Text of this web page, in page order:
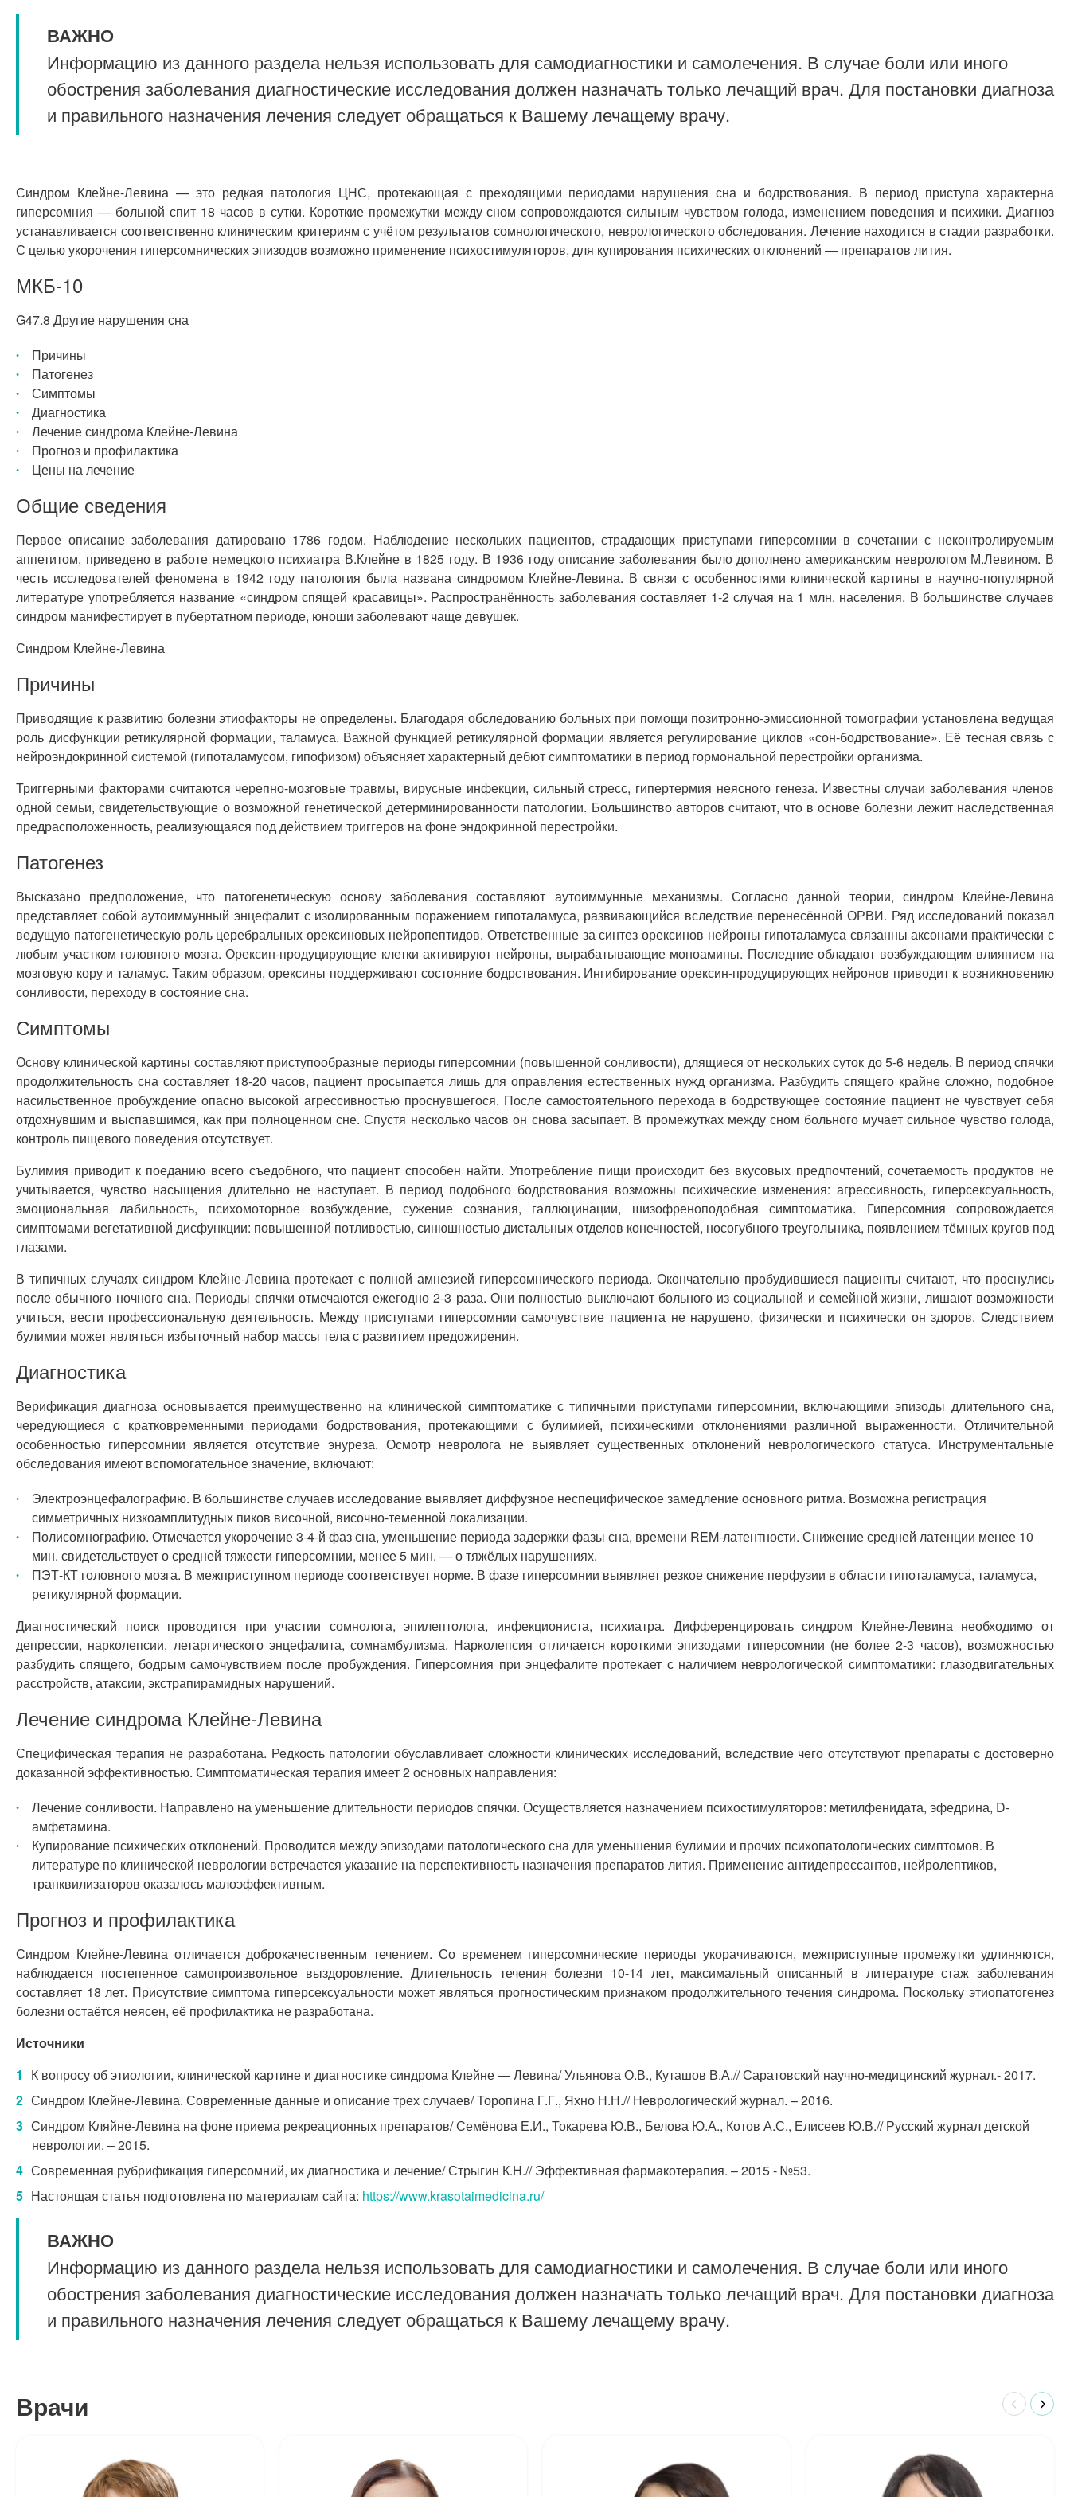
ВАЖНО
Информацию из данного раздела нельзя использовать для самодиагностики и самолечения. В случае боли или иного
обострения заболевания диагностические исследования должен назначать только лечащий врач. Для постановки диагноза
и правильного назначения лечения следует обращаться к Вашему лечащему врачу.
Синдром Клейне-Левина — это редкая патология ЦНС, протекающая с преходящими периодами нарушения сна и бодрствования. В период приступа характерна
гиперсомния — больной спит 18 часов в сутки. Короткие промежутки между сном сопровождаются сильным чувством голода, изменением поведения и психики. Диагноз
устанавливается соответственно клиническим критериям с учётом результатов сомнологического, неврологического обследования. Лечение находится в стадии разработки.
С целью укорочения гиперсомнических эпизодов возможно применение психостимуляторов, для купирования психических отклонений — препаратов лития.
МКБ-10
G47.8 Другие нарушения сна
Причины
Патогенез
Симптомы
Диагностика
Лечение синдрома Клейне-Левина
Прогноз и профилактика
Цены на лечение
Общие сведения
Первое описание заболевания датировано 1786 годом. Наблюдение нескольких пациентов, страдающих приступами гиперсомнии в сочетании с неконтролируемым
аппетитом, приведено в работе немецкого психиатра В.Клейне в 1825 году. В 1936 году описание заболевания было дополнено американским неврологом М.Левином. В
честь исследователей феномена в 1942 году патология была названа синдромом Клейне-Левина. В связи с особенностями клинической картины в научно-популярной
литературе употребляется название «синдром спящей красавицы». Распространённость заболевания составляет 1-2 случая на 1 млн. населения. В большинстве случаев
синдром манифестирует в пубертатном периоде, юноши заболевают чаще девушек.
Синдром Клейне-Левина
Причины
Приводящие к развитию болезни этиофакторы не определены. Благодаря обследованию больных при помощи позитронно-эмиссионной томографии установлена ведущая
роль дисфункции ретикулярной формации, таламуса. Важной функцией ретикулярной формации является регулирование циклов «сон-бодрствование». Её тесная связь с
нейроэндокринной системой (гипоталамусом, гипофизом) объясняет характерный дебют симптоматики в период гормональной перестройки организма.
Триггерными факторами считаются черепно-мозговые травмы, вирусные инфекции, сильный стресс, гипертермия неясного генеза. Известны случаи заболевания членов
одной семьи, свидетельствующие о возможной генетической детерминированности патологии. Большинство авторов считают, что в основе болезни лежит наследственная
предрасположенность, реализующаяся под действием триггеров на фоне эндокринной перестройки.
Патогенез
Высказано предположение, что патогенетическую основу заболевания составляют аутоиммунные механизмы. Согласно данной теории, синдром Клейне-Левина
представляет собой аутоиммунный энцефалит с изолированным поражением гипоталамуса, развивающийся вследствие перенесённой ОРВИ. Ряд исследований показал
ведущую патогенетическую роль церебральных орексиновых нейропептидов. Ответственные за синтез орексинов нейроны гипоталамуса связанны аксонами практически с
любым участком головного мозга. Орексин-продуцирующие клетки активируют нейроны, вырабатывающие моноамины. Последние обладают возбуждающим влиянием на
мозговую кору и таламус. Таким образом, орексины поддерживают состояние бодрствования. Ингибирование орексин-продуцирующих нейронов приводит к возникновению
сонливости, переходу в состояние сна.
Симптомы
Основу клинической картины составляют приступообразные периоды гиперсомнии (повышенной сонливости), длящиеся от нескольких суток до 5-6 недель. В период спячки
продолжительность сна составляет 18-20 часов, пациент просыпается лишь для оправления естественных нужд организма. Разбудить спящего крайне сложно, подобное
насильственное пробуждение опасно высокой агрессивностью проснувшегося. После самостоятельного перехода в бодрствующее состояние пациент не чувствует себя
отдохнувшим и выспавшимся, как при полноценном сне. Спустя несколько часов он снова засыпает. В промежутках между сном больного мучает сильное чувство голода,
контроль пищевого поведения отсутствует.
Булимия приводит к поеданию всего съедобного, что пациент способен найти. Употребление пищи происходит без вкусовых предпочтений, сочетаемость продуктов не
учитывается, чувство насыщения длительно не наступает. В период подобного бодрствования возможны психические изменения: агрессивность, гиперсексуальность,
эмоциональная лабильность, психомоторное возбуждение, сужение сознания, галлюцинации, шизофреноподобная симптоматика. Гиперсомния сопровождается
симптомами вегетативной дисфункции: повышенной потливостью, синюшностью дистальных отделов конечностей, носогубного треугольника, появлением тёмных кругов под
глазами.
В типичных случаях синдром Клейне-Левина протекает с полной амнезией гиперсомнического периода. Окончательно пробудившиеся пациенты считают, что проснулись
после обычного ночного сна. Периоды спячки отмечаются ежегодно 2-3 раза. Они полностью выключают больного из социальной и семейной жизни, лишают возможности
учиться, вести профессиональную деятельность. Между приступами гиперсомнии самочувствие пациента не нарушено, физически и психически он здоров. Следствием
булимии может являться избыточный набор массы тела с развитием предожирения.
Диагностика
Верификация диагноза основывается преимущественно на клинической симптоматике с типичными приступами гиперсомнии, включающими эпизоды длительного сна,
чередующиеся с кратковременными периодами бодрствования, протекающими с булимией, психическими отклонениями различной выраженности. Отличительной
особенностью гиперсомнии является отсутствие энуреза. Осмотр невролога не выявляет существенных отклонений неврологического статуса. Инструментальные
обследования имеют вспомогательное значение, включают:
Электроэнцефалографию. В большинстве случаев исследование выявляет диффузное неспецифическое замедление основного ритма. Возможна регистрация
симметричных низкоамплитудных пиков височной, височно-теменной локализации.
Полисомнографию. Отмечается укорочение 3-4-й фаз сна, уменьшение периода задержки фазы сна, времени REM-латентности. Снижение средней латенции менее 10
мин. свидетельствует о средней тяжести гиперсомнии, менее 5 мин. — о тяжёлых нарушениях.
ПЭТ-КТ головного мозга. В межприступном периоде соответствует норме. В фазе гиперсомнии выявляет резкое снижение перфузии в области гипоталамуса, таламуса,
ретикулярной формации.
Диагностический поиск проводится при участии сомнолога, эпилептолога, инфекциониста, психиатра. Дифференцировать синдром Клейне-Левина необходимо от
депрессии, нарколепсии, летаргического энцефалита, сомнамбулизма. Нарколепсия отличается короткими эпизодами гиперсомнии (не более 2-3 часов), возможностью
разбудить спящего, бодрым самочувствием после пробуждения. Гиперсомния при энцефалите протекает с наличием неврологической симптоматики: глазодвигательных
расстройств, атаксии, экстрапирамидных нарушений.
Лечение синдрома Клейне-Левина
Специфическая терапия не разработана. Редкость патологии обуславливает сложности клинических исследований, вследствие чего отсутствуют препараты с достоверно
доказанной эффективностью. Симптоматическая терапия имеет 2 основных направления:
Лечение сонливости. Направлено на уменьшение длительности периодов спячки. Осуществляется назначением психостимуляторов: метилфенидата, эфедрина, D-
амфетамина.
Купирование психических отклонений. Проводится между эпизодами патологического сна для уменьшения булимии и прочих психопатологических симптомов. В
литературе по клинической неврологии встречается указание на перспективность назначения препаратов лития. Применение антидепрессантов, нейролептиков,
транквилизаторов оказалось малоэффективным.
Прогноз и профилактика
Синдром Клейне-Левина отличается доброкачественным течением. Со временем гиперсомнические периоды укорачиваются, межприступные промежутки удлиняются,
наблюдается постепенное самопроизвольное выздоровление. Длительность течения болезни 10-14 лет, максимальный описанный в литературе стаж заболевания
составляет 18 лет. Присутствие симптома гиперсексуальности может являться прогностическим признаком продолжительного течения синдрома. Поскольку этиопатогенез
болезни остаётся неясен, её профилактика не разработана.
Источники
К вопросу об этиологии, клинической картине и диагностике синдрома Клейне — Левина/ Ульянова О.В., Куташов В.А.// Саратовский научно-медицинский журнал.- 2017.
Синдром Клейне-Левина. Современные данные и описание трех случаев/ Торопина Г.Г., Яхно Н.Н.// Неврологический журнал. – 2016.
Синдром Кляйне-Левина на фоне приема рекреационных препаратов/ Семёнова Е.И., Токарева Ю.В., Белова Ю.А., Котов А.С., Елисеев Ю.В.// Русский журнал детской
неврологии. – 2015.
Современная рубрификация гиперсомний, их диагностика и лечение/ Стрыгин К.Н.// Эффективная фармакотерапия. – 2015 - №53.
Настоящая статья подготовлена по материалам сайта: https://www.krasotaimedicina.ru/
ВАЖНО
Информацию из данного раздела нельзя использовать для самодиагностики и самолечения. В случае боли или иного
обострения заболевания диагностические исследования должен назначать только лечащий врач. Для постановки диагноза
и правильного назначения лечения следует обращаться к Вашему лечащему врачу.
Врачи